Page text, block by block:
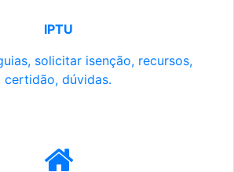
IPTU
solicitar isenção, recursos,
certidão, dúvidas.